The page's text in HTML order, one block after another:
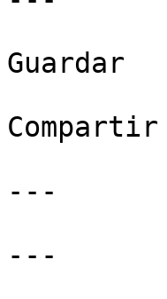
Guardar
Compartir
---
---